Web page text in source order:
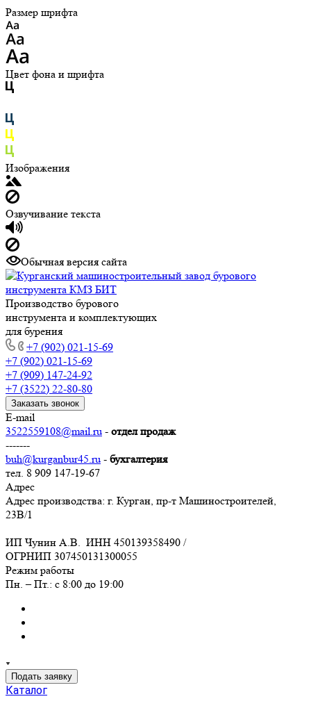
Размер шрифта
Цвет фона и шрифта
Изображения
Озвучивание текста
Обычная версия сайта
Производство бурового
инструмента и комплектующих
для бурения
+7 (902) 021-15-69
+7 (902) 021-15-69
+7 (909) 147-24-92
+7 (3522) 22-80-80
Заказать звонок
E-mail
3522559108@mail.ru - отдел продаж
-------
buh@kurganbur45.ru - бухгалтерия
тел. 8 909 147-19-67
Адрес
Адрес производства: г. Курган, пр-т Машиностроителей,
23В/1
ИП Чунин А.В. ИНН 450139358490 /
ОГРНИП 307450131300055
Режим работы
Пн. – Пт.: с 8:00 до 19:00
Подать заявку
Каталог